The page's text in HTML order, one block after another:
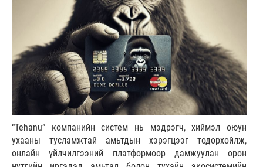
“Tehanu” компанийн систем нь мэдрэгч, хиймэл оюун
ухааны тусламжтай амьтдын хэрэгцээг тодорхойлж,
онлайн үйлчилгээний платформоор дамжуулан орон